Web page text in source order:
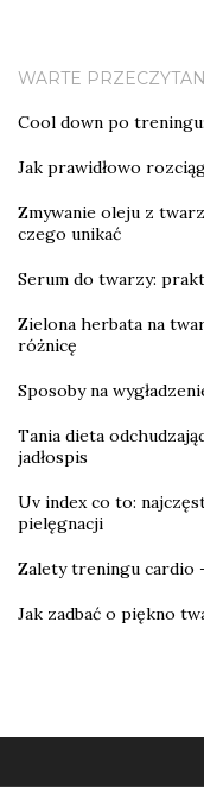
WARTE
Cool down po
Jak prawidłowo
Zmywanie oleju z
czego unikać
Serum do twarzy:
Zielona herbata na
różnicę
Sposoby na
Tania dieta
jadłospis
Uv index co to:
pielęgnacji
Zalety treningu cardio
Jak zadbać o piękno